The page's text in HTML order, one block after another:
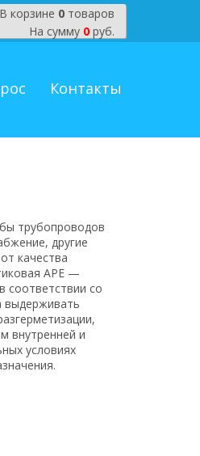
В корзине 0 товаров
На сумму 0 руб.
Контакты
трубопроводов
другие
качества
АРЕ —
соответствии со
выдерживать
внутренней и
условиях